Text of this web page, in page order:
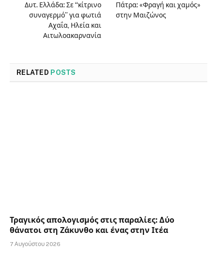
Δυτ. Ελλάδα: Σε “κίτρινο
συναγερμό” για φωτιά
Αχαΐα, Ηλεία και
Αιτωλοακαρνανία
Πάτρα: «Φραγή και χαμός»
στην Μαιζώνος
RELATED POSTS
Τραγικός απολογισμός στις παραλίες: Δύο
θάνατοι στη Ζάκυνθο και ένας στην Ιτέα
7 Αυγούστου 2026